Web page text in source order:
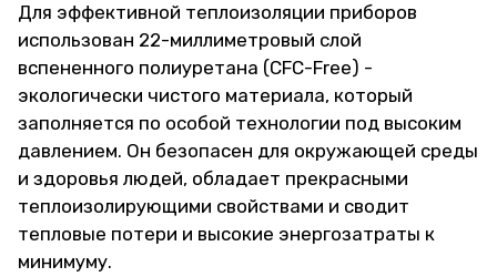
Для эффективной теплоизоляции приборов
использован 22-миллиметровый слой
вспененного полиуретана (CFC-Free) -
экологически чистого материала, который
заполняется по особой технологии под высоким
давлением. Он безопасен для окружающей среды
и здоровья людей, обладает прекрасными
теплоизолирующими свойствами и сводит
тепловые потери и высокие энергозатраты к
минимуму.